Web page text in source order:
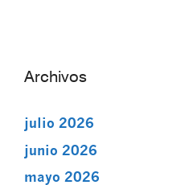
Archivos
julio 2026
junio 2026
mayo 2026